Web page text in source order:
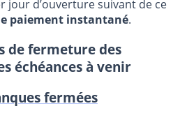
jour d’ouverture suivant de ce
paiement instantané.
de fermeture des
échéances à venir
fermées